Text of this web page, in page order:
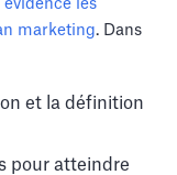
les
marketing. Dans
et la définition
pour atteindre